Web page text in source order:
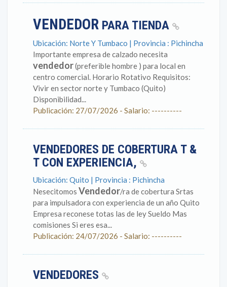
VENDEDOR PARA TIENDA
Ubicación: Norte Y Tumbaco | Provincia : Pichincha
Importante empresa de calzado necesita
vendedor(preferible hombre ) para local en
centro comercial. Horario Rotativo Requisitos:
Vivir en sector norte y Tumbaco (Quito)
Disponibilidad...
Publicación: 27/07/2026 - Salario: ----------
VENDEDORES DE COBERTURA T &
T CON EXPERIENCIA,
Ubicación: Quito | Provincia : Pichincha
Nesecitomos Vendedor/ra de cobertura Srtas
para impulsadora con experiencia de un año Quito
Empresa reconese totas las de ley Sueldo Mas
comisiones Si eres esa...
Publicación: 24/07/2026 - Salario: ----------
VENDEDORES